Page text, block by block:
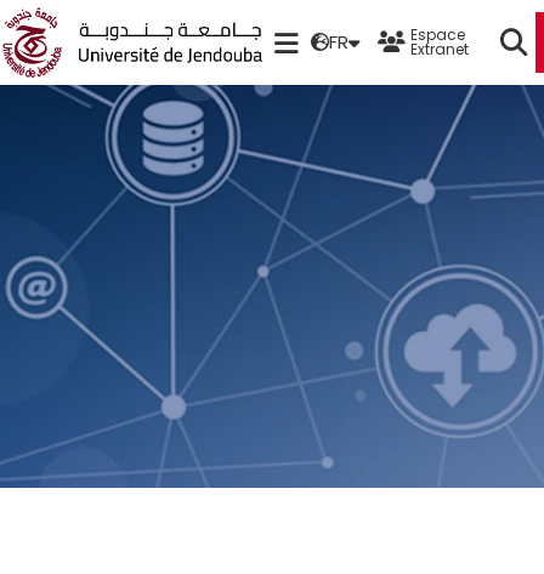
FR Espace
Extranet